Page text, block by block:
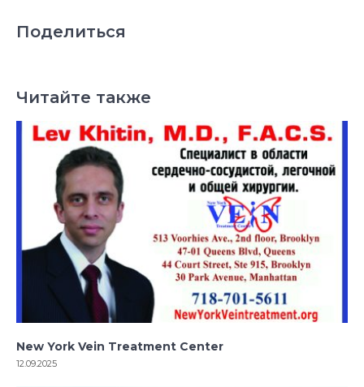
Поделиться
Читайте также
New York Vein Treatment Center
12.09.2025